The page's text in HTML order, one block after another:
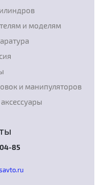
и моделям
и манипуляторов
85